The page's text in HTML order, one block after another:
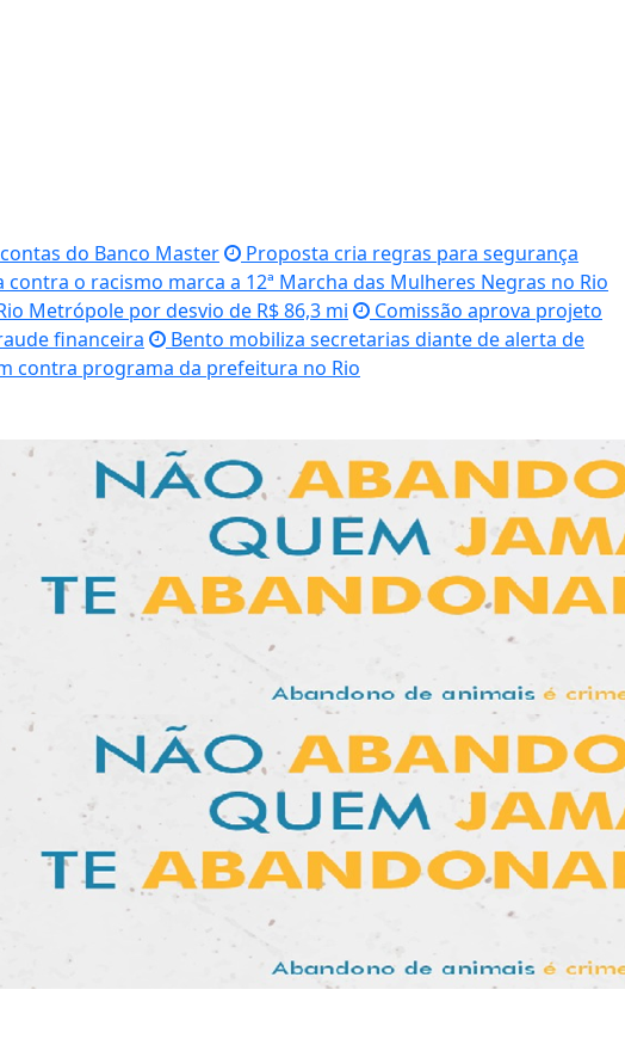
do Banco Master
Proposta cria regras para segurança
contra o racismo marca a 12ª Marcha das Mulheres Negras no Rio
Metrópole por desvio de R$ 86,3 mi
Comissão aprova projeto
financeira
Bento mobiliza secretarias diante de alerta de
contra programa da prefeitura no Rio